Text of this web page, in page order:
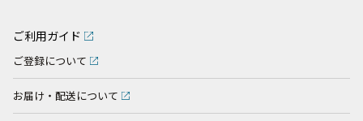
ご利用ガイド
ご登録について
お届け・配送について